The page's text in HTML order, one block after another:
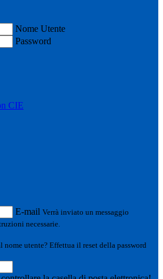
Nome Utente
Password
CIE
E-mail Verrà inviato un messaggio
necessarie.
nome utente? Effettua il reset della password